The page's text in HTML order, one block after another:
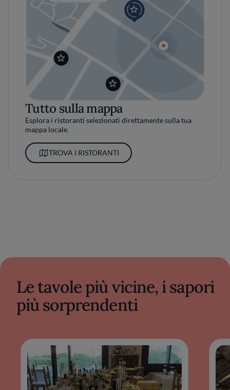
Tutto sulla mappa
Esplora i ristoranti selezionati direttamente sulla tua
mappa locale.
TROVA I RISTORANTI
Le tavole più vicine, i sapori
più sorprendenti